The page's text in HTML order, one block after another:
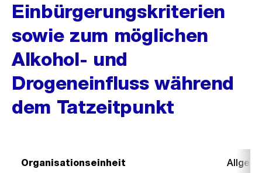
Einbürgerungskriterien
sowie zum möglichen
Alkohol- und
Drogeneinfluss während
dem Tatzeitpunkt
Organisationseinheit